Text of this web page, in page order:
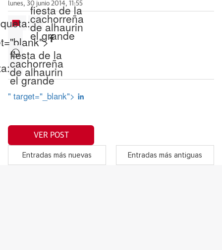
lunes, 30 junio 2014, 11:55
fiesta de la
cachorreña
de alhaurin
el grande
fiesta de la
cachorreña
de alhaurin
el grande
" target="_blank">
VER POST
Entradas más nuevas Entradas más antiguas